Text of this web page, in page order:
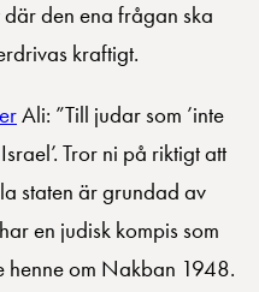
den ena frågan ska
kraftigt.
Ali: ”Till judar som ’inte
Tror ni på riktigt att
staten är grundad av
en judisk kompis som
henne om Nakban 1948.